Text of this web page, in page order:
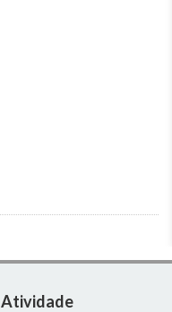
Atividade